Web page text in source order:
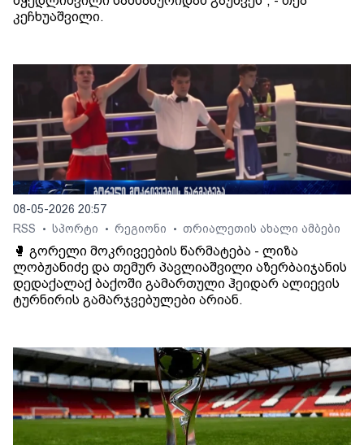
კეჩხუაშვილი.
08-05-2026 20:57
RSS
• სპორტი • რეგიონი • თრიალეთის ახალი ამბები
🥊 გორელი მოკრივეების წარმატება - ლიზა
ლობჟანიძე და თემურ პავლიაშვილი აზერბაიჯანის
დედაქალაქ ბაქოში გამართული ჰეიდარ ალიევის
ტურნირის გამარჯვებულები არიან.